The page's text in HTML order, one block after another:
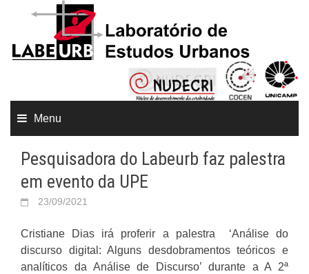
Menu
Pesquisadora do Labeurb faz palestra
em evento da UPE
23/09/2021
Cristiane Dias irá proferir a palestra ‘Análise do
discurso digital: Alguns desdobramentos teóricos e
analíticos da Análise de Discurso’ durante a A 2ª